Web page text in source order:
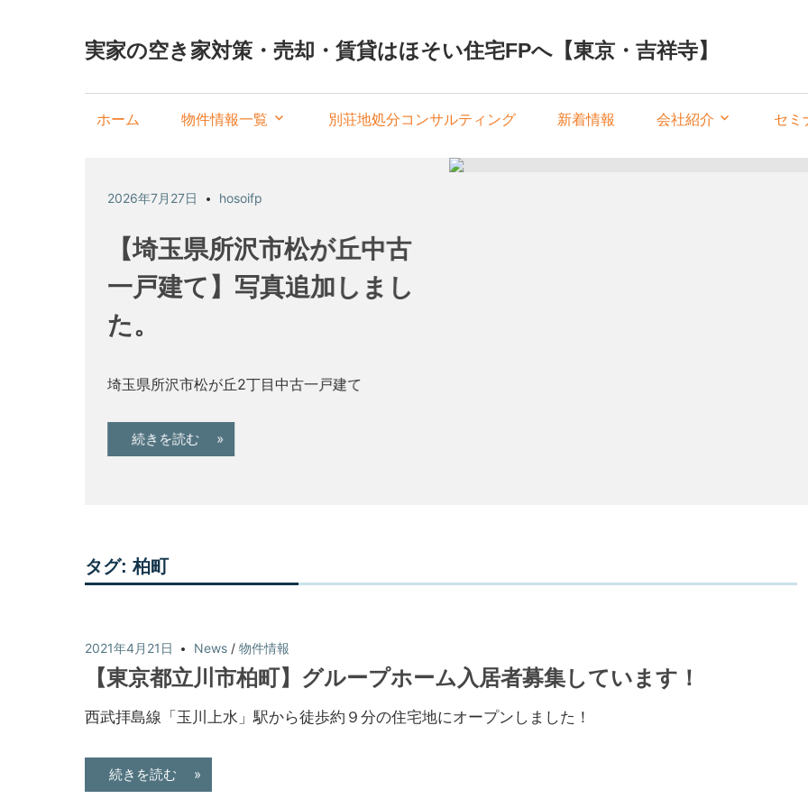
実家の空き家対策・売却・賃貸はほそい住宅FPへ【東京・吉祥寺】
ホーム 物件情報一覧 別荘地処分コンサルティング 新着情報 会社紹介 セミ
2026年7月27日 hosoifp
【埼玉県所沢市松が丘中古
一戸建て】写真追加しまし
た。
埼玉県所沢市松が丘2丁目中古一戸建て
続きを読む »
タグ:柏町
2021年4月21日 News /物件情報
【東京都立川市柏町】グループホーム入居者募集しています！
西武拝島線「玉川上水」駅から徒歩約９分の住宅地にオープンしました！
続きを読む »